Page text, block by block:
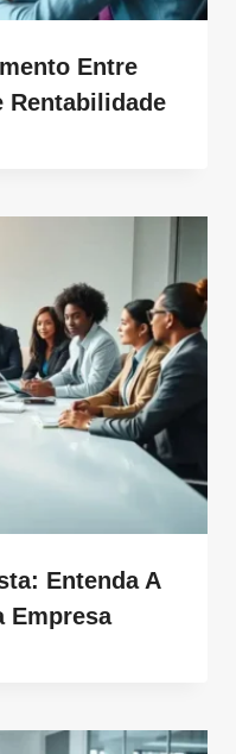
Entre
Rentabilidade
Entenda A
Empresa